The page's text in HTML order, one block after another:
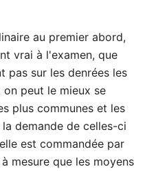
au premier abord,
vrai à l'examen, que
pas sur les denrées les
peut le mieux se
plus communes et les
demande de celles-ci
est commandée par
mesure que les moyens